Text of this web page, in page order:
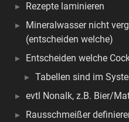
Rezepte laminieren
Mineralwasser nicht
(entscheiden welche)
Entscheiden welche
Tabellen sind im
evtl Nonalk, z.B. Bier/
Rausschmeißer